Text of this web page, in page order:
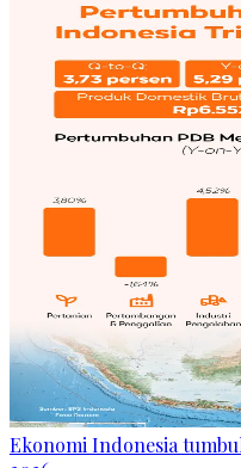
Ekonomi Indonesia